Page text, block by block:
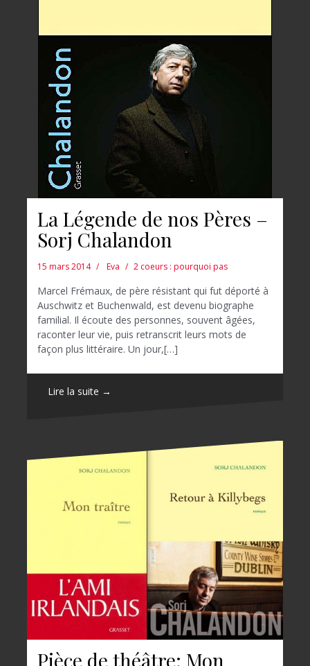
La Légende de nos Pères –
Sorj Chalandon
15 mars 2014 Eva 2 coeurs : pourquoi pas
Marcel Frémaux, de père résistant qui fut déporté à
Auschwitz et Buchenwald, est devenu biographe
familial. Il écoute des personnes, souvent âgées,
raconter leur vie, puis retranscrit leurs mots de
façon plus littéraire. Un jour,[…]
Lire la suite →
Pièce de théâtre: Mon